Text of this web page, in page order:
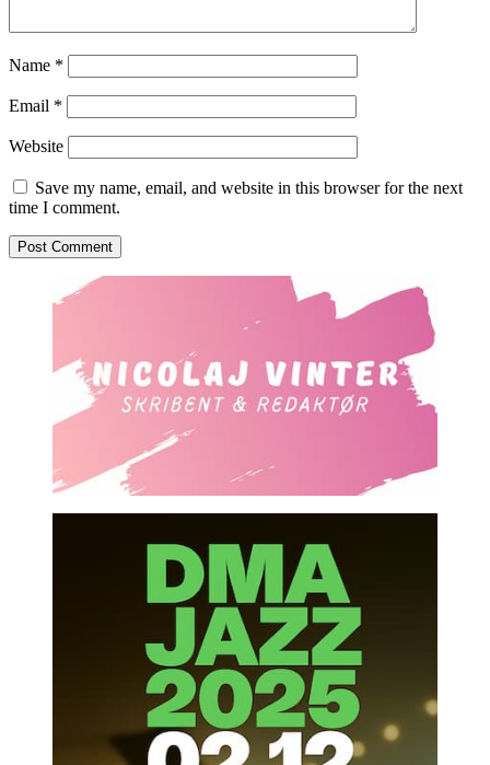
Name *
Email *
Website
Save my name, email, and website in this browser for the next
time I comment.